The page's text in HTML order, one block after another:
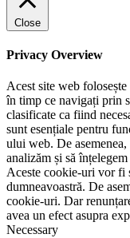
Close
Privacy Overview
Acest site web
în timp ce navigați prin
clasificate ca fiind
sunt esențiale pentru
ului web. De
analizăm și să
Aceste cookie-uri vor fi
dumneavoastră. De
cookie-uri. Dar
avea un efect asupra
Necessary